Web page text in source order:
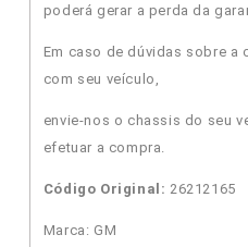
poderá gerar a perda da
Em caso de dúvidas sobre
com seu veículo,
envie-nos o chassis do seu
efetuar a compra.
Código Original: 26212165
Marca: GM